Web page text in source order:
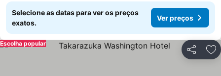
Selecione as datas para ver os preços
exatos.
Ver preços
Partilhar
Escolha popular